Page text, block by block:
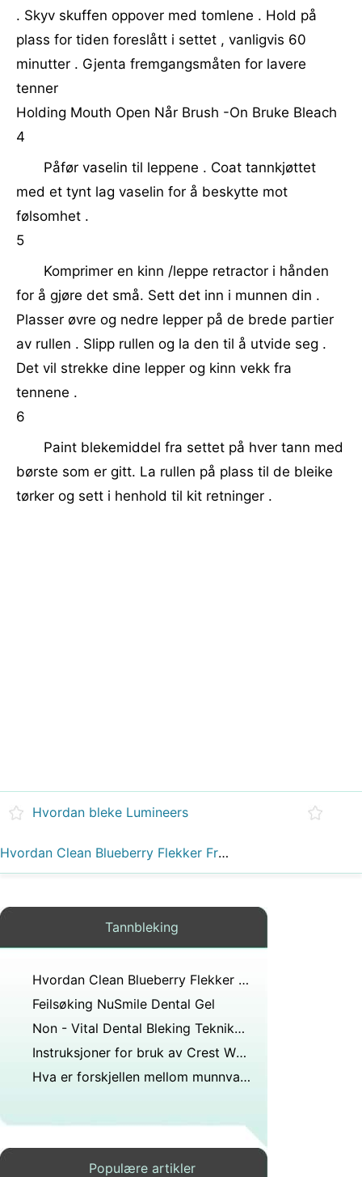
. Skyv skuffen oppover med tomlene . Hold på
plass for tiden foreslått i settet , vanligvis 60
minutter . Gjenta fremgangsmåten for lavere
tenner
Holding Mouth Open Når Brush -On Bruke Bleach
4
Påfør vaselin til leppene . Coat tannkjøttet
med et tynt lag vaselin for å beskytte mot
følsomhet .
5
Komprimer en kinn /leppe retractor i hånden
for å gjøre det små. Sett det inn i munnen din .
Plasser øvre og nedre lepper på de brede partier
av rullen . Slipp rullen og la den til å utvide seg .
Det vil strekke dine lepper og kinn vekk fra
tennene .
6
Paint blekemiddel fra settet på hver tann med
børste som er gitt. La rullen på plass til de bleike
tørker og sett i henhold til kit retninger .
Hvordan bleke Lumineers
Hvordan Clean Blueberry Flekker Fra falske tenner
Tannbleking
Hvordan Clean Blueberry Flekker Fra falske tenner
Feilsøking NuSmile Dental Gel
Non - Vital Dental Bleking Teknikker
Instruksjoner for bruk av Crest Whitestrips
Hva er forskjellen mellom munnvann &Mouth Skyll
Populære artikler